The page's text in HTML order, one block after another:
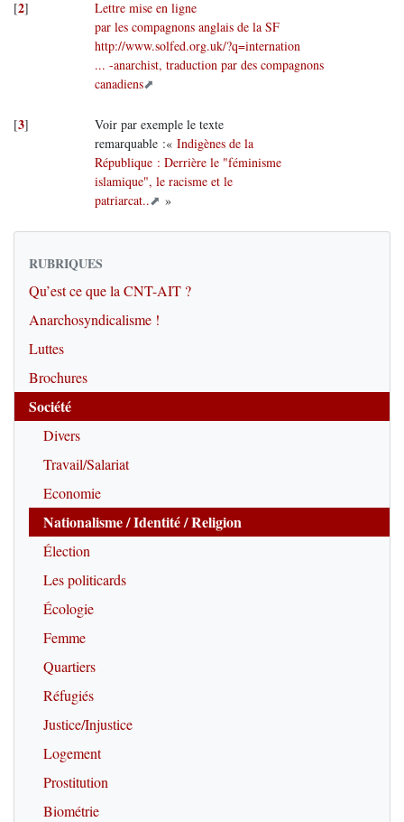
[2]
Lettre mise en ligne
par les compagnons anglais de la SF
http://www.solfed.org.uk/?q=internation
... -anarchist, traduction par des compagnons
canadiens
[3]
Voir par exemple le texte
remarquable :« Indigènes de la
République : Derrière le "féminisme
islamique", le racisme et le
patriarcat..
»
RUBRIQUES
Qu’est ce que la CNT-AIT ?
Anarchosyndicalisme !
Luttes
Brochures
Société
Divers
Travail/Salariat
Economie
Nationalisme / Identité / Religion
Élection
Les politicards
Écologie
Femme
Quartiers
Réfugiés
Justice/Injustice
Logement
Prostitution
Biométrie